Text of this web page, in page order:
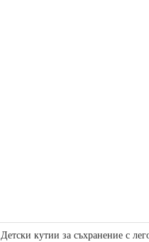
Детски кутии за съхранение с